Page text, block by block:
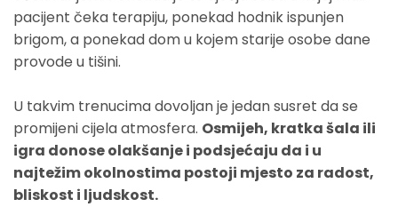
pacijent čeka terapiju, ponekad hodnik ispunjen
brigom, a ponekad dom u kojem starije osobe dane
provode u tišini.
U takvim trenucima dovoljan je jedan susret da se
promijeni cijela atmosfera. Osmijeh, kratka šala ili
igra donose olakšanje i podsjećaju da i u
najtežim okolnostima postoji mjesto za radost,
bliskost i ljudskost.